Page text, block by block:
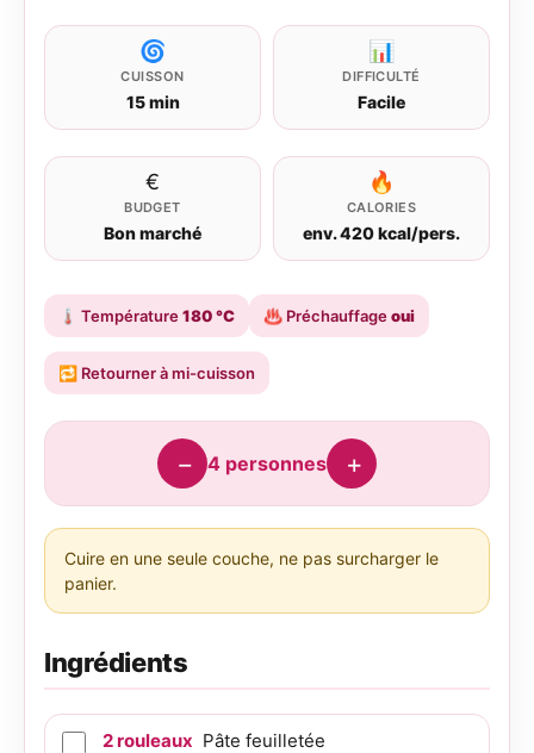
🌀
CUISSON
15 min
📊
DIFFICULTÉ
Facile
€
BUDGET
Bon marché
🔥
CALORIES
env. 420 kcal/pers.
🌡️ Température180 °C ♨️ Préchauffageoui
🔁 Retourner à mi-cuisson
− 4 personnes +
Cuire en une seule couche, ne pas surcharger le
panier.
Ingrédients
2rouleaux Pâte feuilletée